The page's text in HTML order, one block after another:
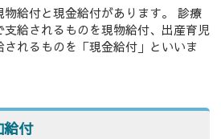
給付と現金給付があります。 診療
給されるものを現物給付、出産育児
れるものを「現金給付」といいま
付